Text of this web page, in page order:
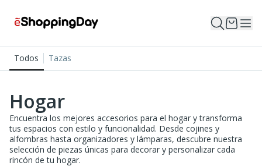
Todos Tazas
Hogar
Encuentra los mejores accesorios para el hogar y transforma
tus espacios con estilo y funcionalidad. Desde cojines y
alfombras hasta organizadores y lámparas, descubre nuestra
selección de piezas únicas para decorar y personalizar cada
rincón de tu hogar.